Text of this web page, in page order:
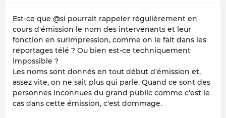
Est-ce que @si pourrait rappeler régulièrement en
cours d'émission le nom des intervenants et leur
fonction en surimpression, comme on le fait dans les
reportages télé ? Ou bien est-ce techniquement
impossible ?
Les noms sont donnés en tout début d'émission et,
assez vite, on ne sait plus qui parle. Quand ce sont des
personnes inconnues du grand public comme c'est le
cas dans cette émission, c'est dommage.